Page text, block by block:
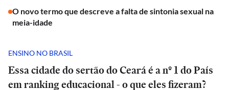
O novo termo que descreve a falta de sintonia sexual na
meia-idade
ENSINO NO BRASIL
Essa cidade do sertão do Ceará é a nº 1 do País
em ranking educacional - o que eles fizeram?